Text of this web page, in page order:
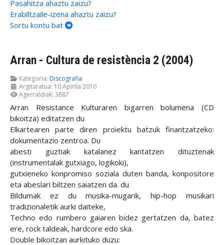
Pasahitza ahaztu zaizu?
Erabiltzaile-izena ahaztu zaizu?
Sortu kontu bat
Arran - Cultura de resistència 2 (2004)
Kategoria: Discografia
Argitaratua: 10 Apirila 2010
Agerraldiak: 3887
Arran Resistance Kulturaren bigarren bolumena (CD
bikoitza) editatzen du
Elkartearen parte diren proiektu batzuk finantzatzeko:
dokumentazio zentroa. Du
abesti guztiak katalanez kantatzen dituztenak
(instrumentalak gutxiago, logikoki),
gutxieneko konpromiso soziala duten banda, konpositore
eta abeslari biltzen saiatzen da. du
Bildumak ez du musika-mugarik, hip-hop musikari
tradizionaletik aurki daiteke,
Techno edo rumbero gaiaren bidez gertatzen da, batez
ere, rock taldeak, hardcore edo ska.
Double bikoitzan aurkituko duzu: